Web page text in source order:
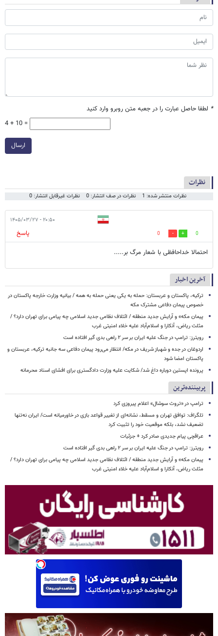
* لطفا حاصل عبارت را در جعبه متن روبرو وارد کنید
4 + 10 =
ارسال
نظرات
نظرات منتشر شده: 1 نظرات در صف انتشار: 0 نظرات غیرقابل انتشار: 0
۲۰:۵۰ - ۱۴۰۵/۰۳/۲۷
0
0
پاسخ
احتمالا خداحافظی با شعار مرگ بر.....
آخرین اخبار
ترکیه، پاکستان و عربستان: حمله به یکی یعنی حمله به همه / بیانیه وزارت خارجه پاکستان در
خصوص پیمان دفاعی مشترک مکه
پیمان مکه» و آرایش جدید منطقه / ائتلاف نظامی جدید اسلامی چه پیامی برای تهران دارد؟ /
مثلث ریاض، آنکارا و اسلام‌آباد علیه خلاء امنیتی غرب
رویترز: ترامپ در جنگ علیه ایران بر سر ۲ راهی بدی گیر افتاده است
اردوغان در جده و شهباز شریف در مکه/ انتظار می‌رود پیمان دفاعی سه جانبه ترکیه، عربستان و
پاکستان امضا شود
پرونده اپستین دوباره داغ شد/ شکایت علیه وزارت دادگستری برای افشای اسناد محرمانه
پربیننده‌ترین
ترامپ در «تروث سوشال» اعلام پیروزی کرد
تلگراف: توافق تهران و مسقط، نشانه‌ای از تغییر قواعد بازی در خاورمیانه است/ ایران نه‌تنها
تضعیف نشد، بلکه موقعیت خود را تثبیت کرد
عراقچی پیام جدیدی صادر کرد + جزئیات
رویترز: ترامپ در جنگ علیه ایران بر سر ۲ راهی بدی گیر افتاده است
پیمان مکه» و آرایش جدید منطقه / ائتلاف نظامی جدید اسلامی چه پیامی برای تهران دارد؟ /
مثلث ریاض، آنکارا و اسلام‌آباد علیه خلاء امنیتی غرب